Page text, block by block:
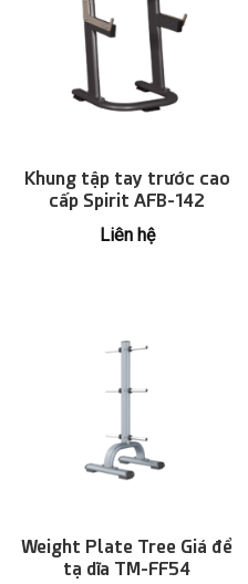
Khung tập tay trước cao
cấp Spirit AFB-142
Liên hệ
Weight Plate Tree Giá để
tạ dĩa TM-FF54